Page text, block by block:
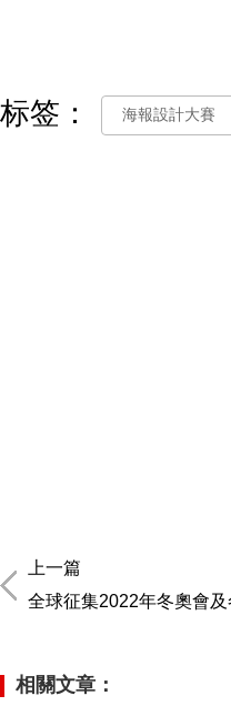
标签： 海報設計大賽
上一篇
全球征集2022年冬奧會及
相關文章：